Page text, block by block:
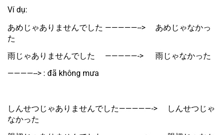
Ví dụ:
あめじゃありませんでした —————-->　 あめじゃなかっ
た
雨じゃありませんでした　 —————-> 　 雨じゃなかった
————--> : đã không mưa
しんせつじゃありませんでした—————-> 　しんせつじゃ
なかった